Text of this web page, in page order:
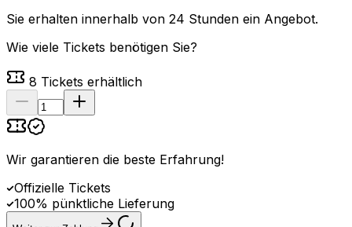
Sie erhalten innerhalb von 24 Stunden ein Angebot.
Wie viele Tickets benötigen Sie?
8 Tickets erhältlich
Wir garantieren die beste Erfahrung!
Offizielle Tickets
100% pünktliche Lieferung